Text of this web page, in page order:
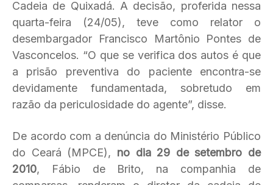
Cadeia de Quixadá. A decisão, proferida nessa
quarta-feira (24/05), teve como relator o
desembargador Francisco Martônio Pontes de
Vasconcelos. “O que se verifica dos autos é que
a prisão preventiva do paciente encontra-se
devidamente fundamentada, sobretudo em
razão da periculosidade do agente”, disse.
De acordo com a denúncia do Ministério Público
do Ceará (MPCE), no dia 29 de setembro de
2010, Fábio de Brito, na companhia de